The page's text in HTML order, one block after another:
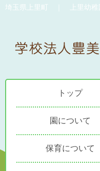
埼玉県上里町 ｜ 上里幼稚
トップ
園について
保育について